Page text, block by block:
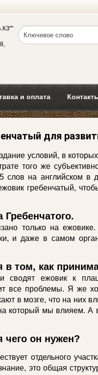
и оплата
для
условий, в
того же
слов на английском в
гребенчатый,
только на
и даже в самом
том, как
сводят ежовик к
все проблемы. Я же
в мозге, что на них
который мы влияем. А
чего он нужен?
отдельного
это общая